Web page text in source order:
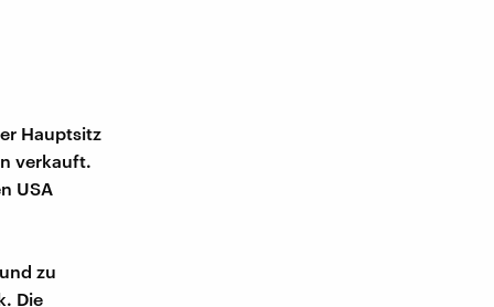
Hauptsitz
verkauft.
USA
zu
Die